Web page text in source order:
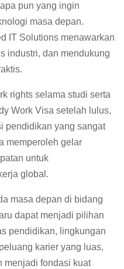
pun yang ingin
masa depan.
IT Solutions menawarkan
industri, dan mendukung
rights selama studi serta
Work Visa setelah lulus,
pendidikan yang sangat
memperoleh gelar
untuk
global.
masa depan di bidang
dapat menjadi pilihan
pendidikan, lingkungan
karier yang luas,
menjadi fondasi kuat